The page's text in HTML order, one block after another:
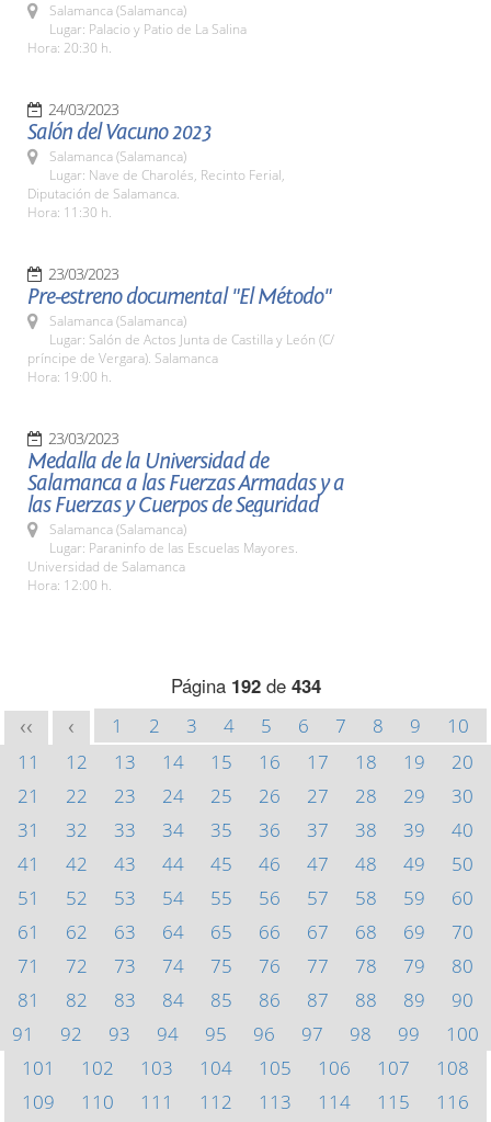
Salamanca (Salamanca)
Lugar: Palacio y Patio de La Salina
Hora: 20:30 h.
24/03/2023
Salón del Vacuno 2023
Salamanca (Salamanca)
Lugar: Nave de Charolés, Recinto Ferial,
Diputación de Salamanca.
Hora: 11:30 h.
23/03/2023
Pre-estreno documental "El Método"
Salamanca (Salamanca)
Lugar: Salón de Actos Junta de Castilla y León (C/
príncipe de Vergara). Salamanca
Hora: 19:00 h.
23/03/2023
Medalla de la Universidad de
Salamanca a las Fuerzas Armadas y a
las Fuerzas y Cuerpos de Seguridad
Salamanca (Salamanca)
Lugar: Paraninfo de las Escuelas Mayores.
Universidad de Salamanca
Hora: 12:00 h.
Página 192de 434
<< < 1 2 3 4 5 6 7 8 9
10
11
12 13 14 15 16 17 18 19
20
21
22 23 24 25 26 27 28 29
30
31
32 33 34 35 36 37 38 39
40
41
42 43 44 45 46 47 48 49
50
51
52 53 54 55 56 57 58 59
60
61
62 63 64 65 66 67 68 69
70
71
72 73 74 75 76 77 78 79
80
81
82 83 84 85 86 87 88 89
90
91
92 93 94 95 96 97 98 99
100
101
102 103 104 105 106 107
108
109
110 111 112 113 114 115
116